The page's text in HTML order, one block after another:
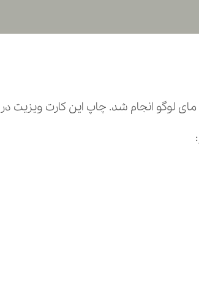
شد. چاپ این کارت ویزیت در جنس سلفون